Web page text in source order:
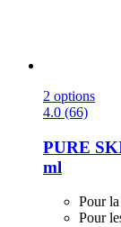
2 options
4.0 (66)
PURE
ml
Pour
Pour